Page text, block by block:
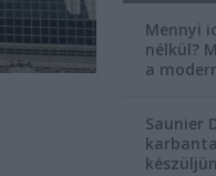
Mennyi
nélkül?
a
Saunier